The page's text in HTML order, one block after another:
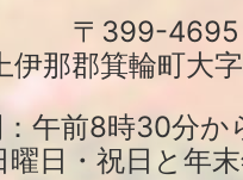
〒399-4695
伊那郡箕輪町大
午前8時30分か
曜日・祝日と年